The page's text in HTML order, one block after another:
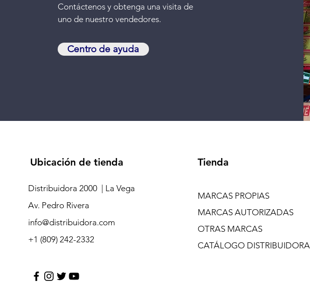
Contáctenosy obtenga una visita de
uno de nuestro vendedores.
Centro de ayuda
Ubicación de tienda
Distribuidora 2000 | La Vega
Av. Pedro Rivera
info@distribuidora.com
+1 (809) 242-2332
Tienda
MARCAS PROPIAS
MARCAS AUTORIZADAS
OTRAS MARCAS
CATÁLOGO DISTRIBUIDORA